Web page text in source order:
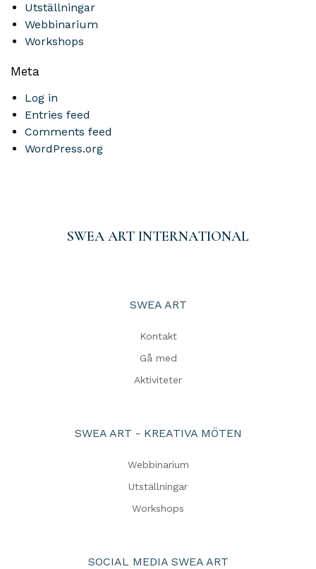
Utställningar
Webbinarium
Workshops
Meta
Log in
Entries feed
Comments feed
WordPress.org
SWEA ART INTERNATIONAL
SWEA ART
Kontakt
Gå med
Aktiviteter
SWEA ART - KREATIVA MÖTEN
Webbinarium
Utställningar
Workshops
SOCIAL MEDIA SWEA ART